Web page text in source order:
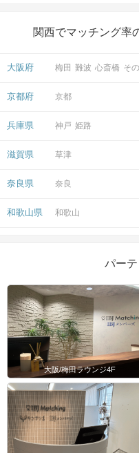
関西でマッチング率
大阪府 梅田 難波 心斎橋 そ
京都府 京都
兵庫県 神戸 姫路
滋賀県 草津
奈良県 奈良
和歌山県 和歌山
パー
大阪/梅田ラウンジ4F